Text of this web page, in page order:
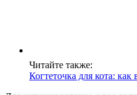
Читайте также:
Когтеточка для кота: